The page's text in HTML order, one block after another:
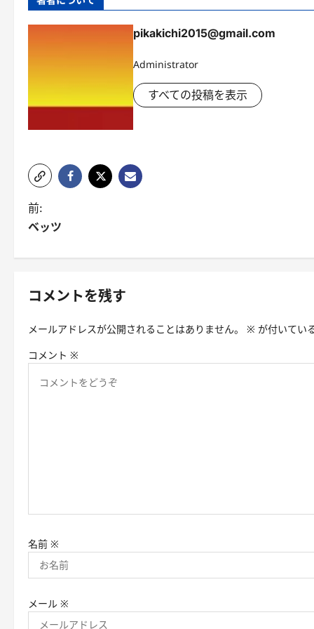
pikakichi2015@gmail.com
Administrator
すべての投稿を表示
投
稿
ナ
ビ
ー
シ
ョ
前:
ベッツ
コメントを残す
メールアドレスが公開されることはありません。 ※ が付いてい
コメント ※
名前 ※
メール ※